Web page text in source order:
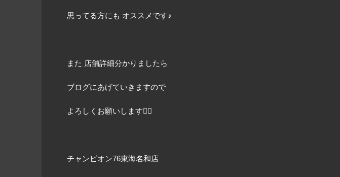
思ってる方にも オススメです♪
また 店舗詳細分かりましたら
ブログにあげていきますので
よろしくお願いします🙇‍♀️
チャンピオン76東海名和店